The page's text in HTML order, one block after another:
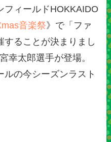
フィールドHOKKAIDO
音楽祭》で「ファ
することが決まりまし
幸太郎選手が登場。
の今シーズンラスト